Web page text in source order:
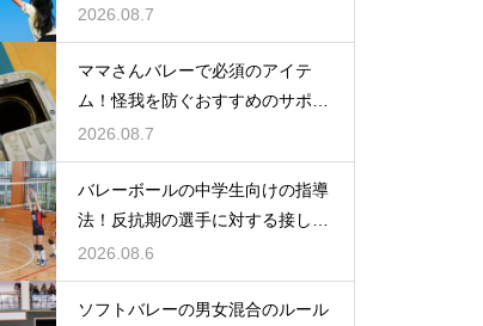
説
2026.08.7
ママさんバレーで必須のアイテ
ム！怪我を防ぐおすすめのサポー
ター
2026.08.7
バレーボールの中学生向けの指導
法！反抗期の選手に対する接し方
のコツ
2026.08.6
ソフトバレーの男女混合のルール